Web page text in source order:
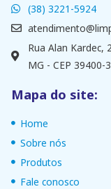
(38) 3221-5924
Rua Alan Kardec,
MG - CEP 39400-
Mapa do site:
Home
Sobre nós
Produtos
Fale conosco